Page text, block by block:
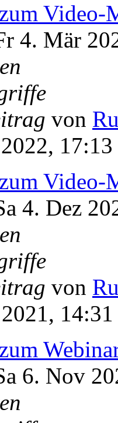
Video-
4. Mär
von
17:13
Video-
4. Dez
von
14:31
6. Nov